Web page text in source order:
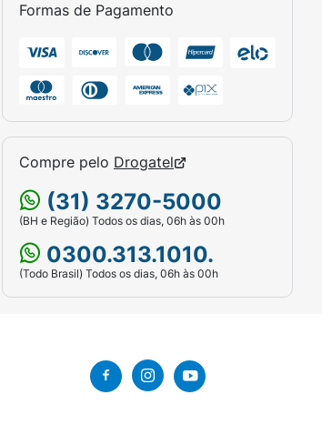
Formas de Pagamento
Compre pelo Drogatel
(31) 3270-5000
(BH e Região) Todos os dias, 06h às 00h
0300.313.1010.
(Todo Brasil) Todos os dias, 06h às 00h